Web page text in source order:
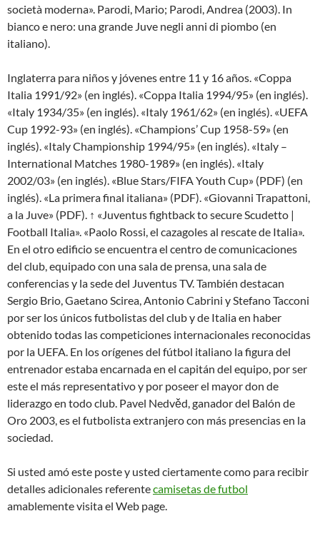
società moderna». Parodi, Mario; Parodi, Andrea (2003). In
bianco e nero: una grande Juve negli anni di piombo (en
italiano).
Inglaterra para niños y jóvenes entre 11 y 16 años. «Coppa
Italia 1991/92» (en inglés). «Coppa Italia 1994/95» (en inglés).
«Italy 1934/35» (en inglés). «Italy 1961/62» (en inglés). «UEFA
Cup 1992-93» (en inglés). «Champions’ Cup 1958-59» (en
inglés). «Italy Championship 1994/95» (en inglés). «Italy –
International Matches 1980-1989» (en inglés). «Italy
2002/03» (en inglés). «Blue Stars/FIFA Youth Cup» (PDF) (en
inglés). «La primera final italiana» (PDF). «Giovanni Trapattoni,
a la Juve» (PDF). ↑ «Juventus fightback to secure Scudetto |
Football Italia». «Paolo Rossi, el cazagoles al rescate de Italia».
En el otro edificio se encuentra el centro de comunicaciones
del club, equipado con una sala de prensa, una sala de
conferencias y la sede del Juventus TV. También destacan
Sergio Brio, Gaetano Scirea, Antonio Cabrini y Stefano Tacconi
por ser los únicos futbolistas del club y de Italia en haber
obtenido todas las competiciones internacionales reconocidas
por la UEFA. En los orígenes del fútbol italiano la figura del
entrenador estaba encarnada en el capitán del equipo, por ser
este el más representativo y por poseer el mayor don de
liderazgo en todo club. Pavel Nedvěd, ganador del Balón de
Oro 2003, es el futbolista extranjero con más presencias en la
sociedad.
Si usted amó este poste y usted ciertamente como para recibir
detalles adicionales referentecamisetas de futbol
amablemente visita el Web page.